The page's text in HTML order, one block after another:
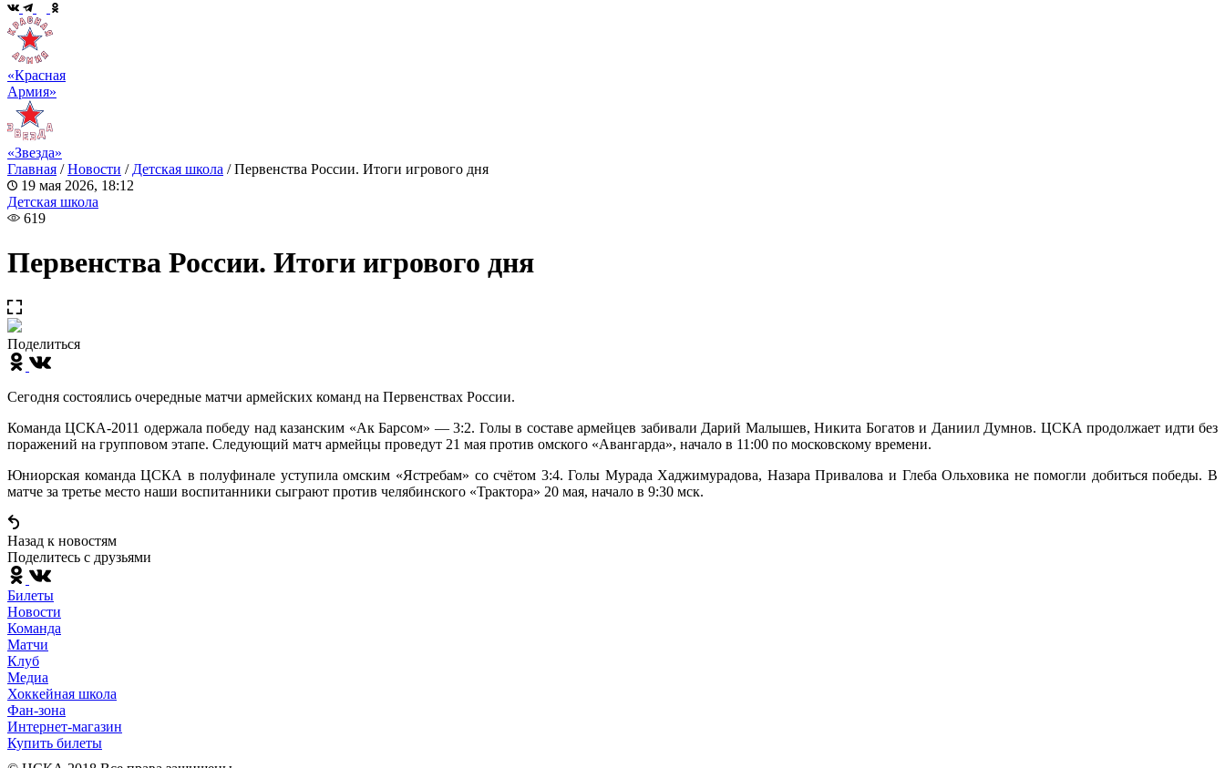
«Красная
Армия»
«Звезда»
Главная /Новости / Детская школа /Первенства России. Итоги игрового дня
19 мая 2026, 18:12
Детская школа
619
Первенства России. Итоги игрового дня
Поделиться
Сегодня состоялись очередные матчи армейских команд на Первенствах России.
Команда ЦСКА-2011 одержала победу над казанским «Ак Барсом» — 3:2. Голы в составе армейцев забивали Дарий Малышев, Никита Богатов и Даниил Думнов. ЦСКА продолжает идти без
поражений на групповом этапе. Следующий матч армейцы проведут 21 мая против омского «Авангарда», начало в 11:00 по московскому времени.
Юниорская команда ЦСКА в полуфинале уступила омским «Ястребам» со счётом 3:4. Голы Мурада Хаджимурадова, Назара Привалова и Глеба Ольховика не помогли добиться победы. В
матче за третье место наши воспитанники сыграют против челябинского «Трактора» 20 мая, начало в 9:30 мск.
Назад к новостям
Поделитесь c друзьями
Билеты
Новости
Команда
Матчи
Клуб
Медиа
Хоккейная школа
Фан-зона
Интернет-магазин
Купить билеты